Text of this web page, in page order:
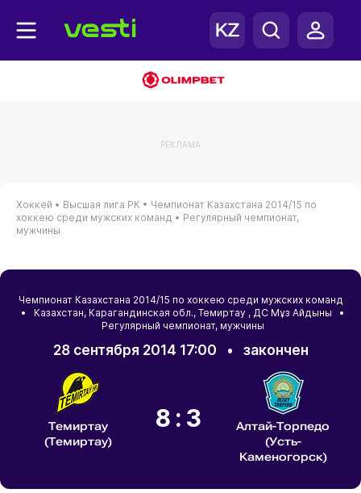
РЕКЛАМА
Хоккей • Высшая лига РК • Чемпионат Казахстана 2014/15 по
хоккею среди мужских команд • Регулярный чемпионат,
мужчины
Чемпионат Казахстана 2014/15 по хоккею среди мужских команд
• Казахстан, Карагандинская обл., Темиртау , ДС Мұз Айдыны •
Регулярный чемпионат, мужчины
28 сентября 2014 17:00 • закончен
Темиртау
(Темиртау)
8:3
Алтай-Торпедо
(Усть-
Каменогорск)